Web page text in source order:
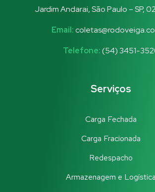
Jardim Andarai, São Paulo – SP,
Email:
Telefone:(54) 3451-
Serviços
Carga Fechada
Carga Fracionada
Redespacho
Armazenagem e Logística